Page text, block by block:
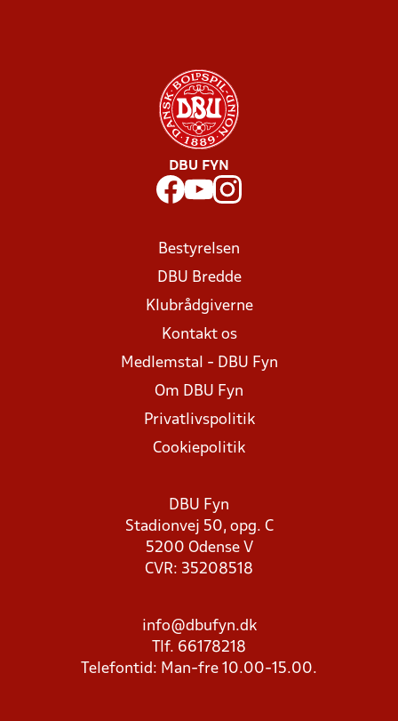
DBU FYN
Bestyrelsen
DBU Bredde
Klubrådgiverne
Kontakt os
Medlemstal - DBU Fyn
Om DBU Fyn
Privatlivspolitik
Cookiepolitik
DBU Fyn
Stadionvej 50, opg. C
5200 Odense V
CVR: 35208518
info@dbufyn.dk
Tlf. 66178218
Telefontid: Man-fre 10.00-15.00.